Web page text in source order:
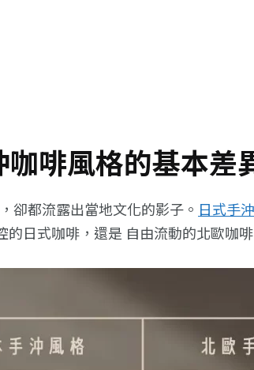
啡風格的基本差
卻都流露出當地文化的影子。 日式手
日式咖啡，還是 自由流動的北歐咖